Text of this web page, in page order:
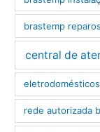
brastemp reparos
central de
rede autorizada